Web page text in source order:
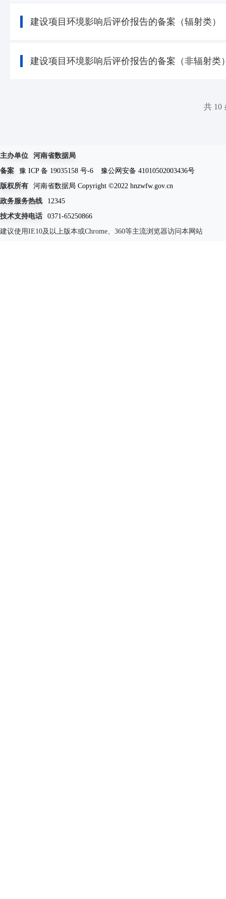
建设项目环境影响后评价报告的备案（辐射类）
建设项目环境影响后评价报告的备案（非辐射类
共 10
主办单位
河南省数据局
备案
豫 ICP 备 19035158 号-6
豫公网安备 41010502003436号
版权所有
河南省数据局 Copyright ©2022 hnzwfw.gov.cn
政务服务热线
12345
技术支持电话
0371-65250866
建议使用IE10及以上版本或Chrome、360等主流浏览器访问本网站